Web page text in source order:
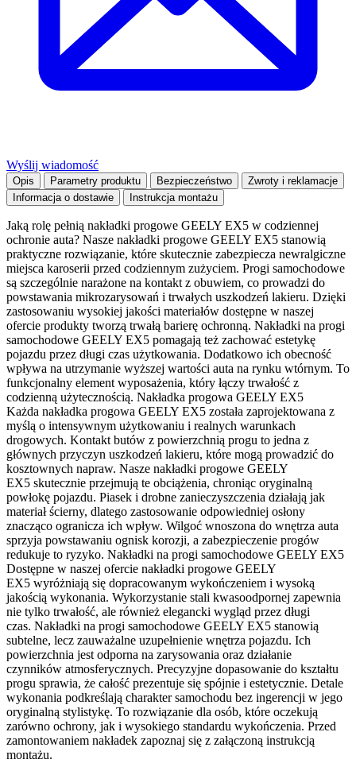
Wyślij wiadomość
Opis Parametry produktu Bezpieczeństwo
Zwroty i reklamacje
Informacja o dostawie
Instrukcja montażu
Jaką rolę pełnią nakładki progowe GEELY EX5 w codziennej
ochronie auta? Nasze nakładki progowe GEELY EX5 stanowią
praktyczne rozwiązanie, które skutecznie zabezpiecza newralgiczne
miejsca karoserii przed codziennym zużyciem. Progi samochodowe
są szczególnie narażone na kontakt z obuwiem, co prowadzi do
powstawania mikrozarysowań i trwałych uszkodzeń lakieru. Dzięki
zastosowaniu wysokiej jakości materiałów dostępne w naszej
ofercie produkty tworzą trwałą barierę ochronną. Nakładki na progi
samochodowe GEELY EX5 pomagają też zachować estetykę
pojazdu przez długi czas użytkowania. Dodatkowo ich obecność
wpływa na utrzymanie wyższej wartości auta na rynku wtórnym. To
funkcjonalny element wyposażenia, który łączy trwałość z
codzienną użytecznością. Nakładka progowa GEELY EX5
Każda nakładka progowa GEELY EX5 została zaprojektowana z
myślą o intensywnym użytkowaniu i realnych warunkach
drogowych. Kontakt butów z powierzchnią progu to jedna z
głównych przyczyn uszkodzeń lakieru, które mogą prowadzić do
kosztownych napraw. Nasze nakładki progowe GEELY
EX5 skutecznie przejmują te obciążenia, chroniąc oryginalną
powłokę pojazdu. Piasek i drobne zanieczyszczenia działają jak
materiał ścierny, dlatego zastosowanie odpowiedniej osłony
znacząco ogranicza ich wpływ. Wilgoć wnoszona do wnętrza auta
sprzyja powstawaniu ognisk korozji, a zabezpieczenie progów
redukuje to ryzyko. Nakładki na progi samochodowe GEELY EX5
Dostępne w naszej ofercie nakładki progowe GEELY
EX5 wyróżniają się dopracowanym wykończeniem i wysoką
jakością wykonania. Wykorzystanie stali kwasoodpornej zapewnia
nie tylko trwałość, ale również elegancki wygląd przez długi
czas. Nakładki na progi samochodowe GEELY EX5 stanowią
subtelne, lecz zauważalne uzupełnienie wnętrza pojazdu. Ich
powierzchnia jest odporna na zarysowania oraz działanie
czynników atmosferycznych. Precyzyjne dopasowanie do kształtu
progu sprawia, że całość prezentuje się spójnie i estetycznie. Detale
wykonania podkreślają charakter samochodu bez ingerencji w jego
oryginalną stylistykę. To rozwiązanie dla osób, które oczekują
zarówno ochrony, jak i wysokiego standardu wykończenia. Przed
zamontowaniem nakładek zapoznaj się z załączoną instrukcją
montażu.